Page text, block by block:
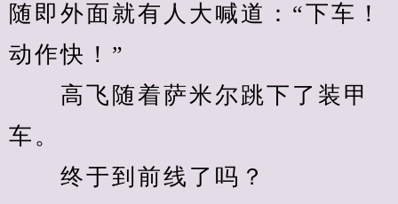
随即外面就有人大喊道：“下车！
动作快！”
高飞随着萨米尔跳下了装甲
车。
终于到前线了吗？